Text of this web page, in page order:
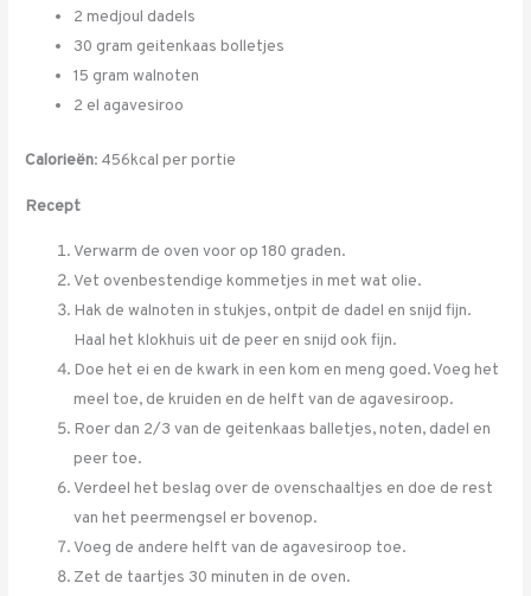
2 medjoul dadels
30 gram geitenkaas bolletjes
15 gram walnoten
2 el agavesiroo
Calorieën: 456kcal per portie
Recept
Verwarm de oven voor op 180 graden.
Vet ovenbestendige kommetjes in met wat olie.
Hak de walnoten in stukjes, ontpit de dadel en snijd fijn.
Haal het klokhuis uit de peer en snijd ook fijn.
Doe het ei en de kwark in een kom en meng goed. Voeg het
meel toe, de kruiden en de helft van de agavesiroop.
Roer dan 2/3 van de geitenkaas balletjes, noten, dadel en
peer toe.
Verdeel het beslag over de ovenschaaltjes en doe de rest
van het peermengsel er bovenop.
Voeg de andere helft van de agavesiroop toe.
Zet de taartjes 30 minuten in de oven.